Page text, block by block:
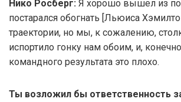
Нико Росберг: Я хорошо вышел из
постарался обогнать [Льюиса
траектории, но мы, к сожалению,
испортило гонку нам обоим, и,
командного результата это плохо.
Ты возложил бы ответственность